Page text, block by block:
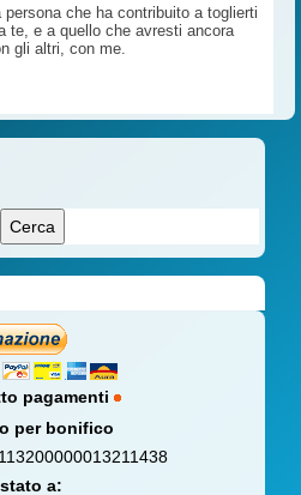
pagamenti
per bonifico
a:
che ha contribuito a toglierti
te, e a quello che avresti ancora
gli altri, con me.